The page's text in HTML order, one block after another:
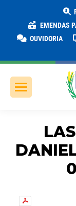
EMENDAS
OUVIDORIA